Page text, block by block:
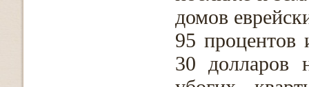
домов
95
30 долларов